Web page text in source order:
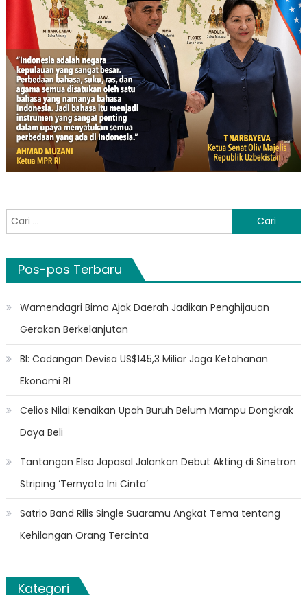
Cari
untuk:
Pos-pos Terbaru
Wamendagri Bima Ajak Daerah Jadikan Penghijauan
Gerakan Berkelanjutan
BI: Cadangan Devisa US$145,3 Miliar Jaga Ketahanan
Ekonomi RI
Celios Nilai Kenaikan Upah Buruh Belum Mampu Dongkrak
Daya Beli
Tantangan Elsa Japasal Jalankan Debut Akting di Sinetron
Striping ‘Ternyata Ini Cinta’
Satrio Band Rilis Single Suaramu Angkat Tema tentang
Kehilangan Orang Tercinta
Kategori